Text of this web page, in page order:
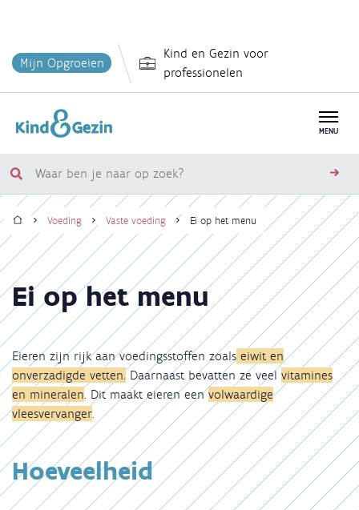
en
inhoud
Mijn Opgroeien
Kind en Gezin voor
professionelen
MENU
Waar
ben
je
naar
op
zoek?
Kruimelpad
HomeVoeding Vaste voeding Ei op het menu
Ei op het menu
Eieren zijn rijk aan voedingsstoffen zoals eiwit en
onverzadigde vetten. Daarnaast bevatten ze veel vitamines
en mineralen . Dit maakt eieren eenvolwaardige
vleesvervanger
Hoeveelheid